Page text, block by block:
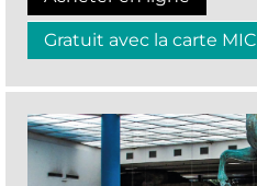
Gratuit avec la carte MIC